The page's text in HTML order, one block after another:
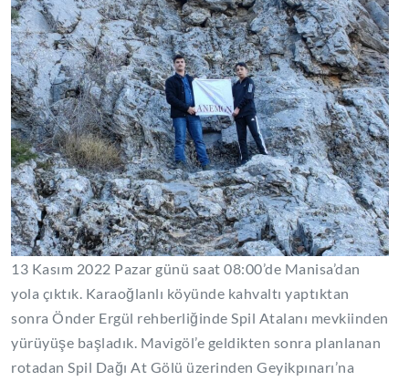
13 Kasım 2022 Pazar günü saat 08:00’de Manisa’dan
yola çıktık. Karaoğlanlı köyünde kahvaltı yaptıktan
sonra Önder Ergül rehberliğinde Spil Atalanı mevkiinden
yürüyüşe başladık. Mavigöl’e geldikten sonra planlanan
rotadan Spil Dağı At Gölü üzerinden Geyikpınarı’na